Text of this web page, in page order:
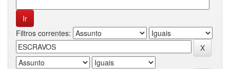
Filtros correntes: